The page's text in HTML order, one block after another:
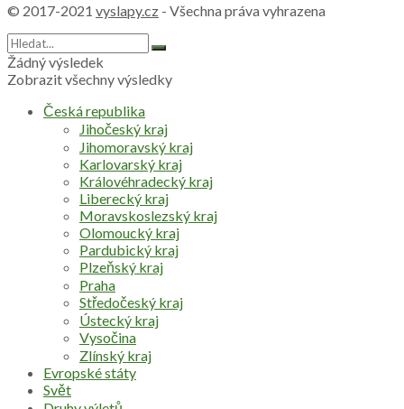
© 2017-2021 vyslapy.cz - Všechna práva vyhrazena
Žádný výsledek
Zobrazit všechny výsledky
Česká republika
Jihočeský kraj
Jihomoravský kraj
Karlovarský kraj
Královéhradecký kraj
Liberecký kraj
Moravskoslezský kraj
Olomoucký kraj
Pardubický kraj
Plzeňský kraj
Praha
Středočeský kraj
Ústecký kraj
Vysočina
Zlínský kraj
Evropské státy
Svět